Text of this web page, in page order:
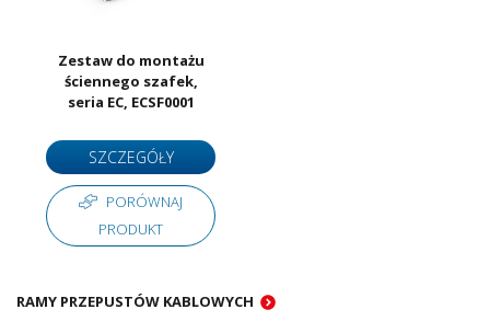
Zestaw do montażu
ściennego szafek,
seria EC, ECSF0001
SZCZEGÓŁY
PORÓWNAJ
PRODUKT
RAMY PRZEPUSTÓW KABLOWYCH